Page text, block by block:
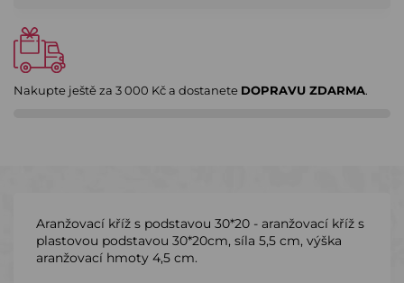
Nakupte ještě za 3 000 Kča dostanete DOPRAVU ZDARMA.
Aranžovací kříž s podstavou 30*20 - aranžovací kříž s
plastovou podstavou 30*20cm, síla 5,5 cm, výška
aranžovací hmoty 4,5 cm.